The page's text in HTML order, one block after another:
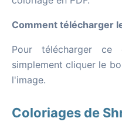
Comment télécharger
Pour télécharger
simplement cliquer le
l'image.
Coloriages de